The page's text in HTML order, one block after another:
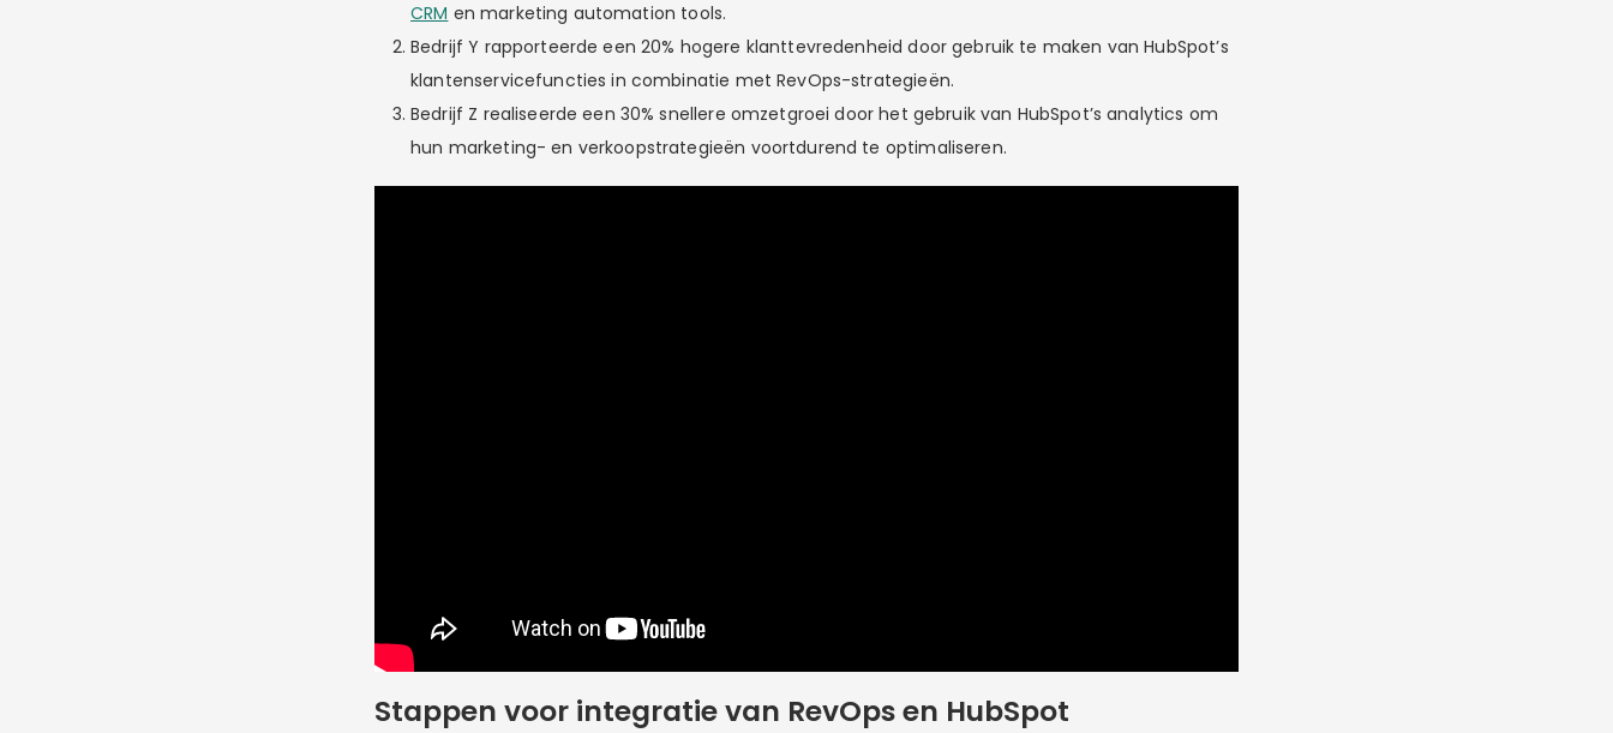
CRM en marketing automation tools.
Bedrijf Y rapporteerde een 20% hogere klanttevredenheid door gebruik te maken van HubSpot’s
klantenservicefuncties in combinatie met RevOps-strategieën.
Bedrijf Z realiseerde een 30% snellere omzetgroei door het gebruik van HubSpot’s analytics om
hun marketing- en verkoopstrategieën voortdurend te optimaliseren.
Stappen voor integratie van RevOps en HubSpot